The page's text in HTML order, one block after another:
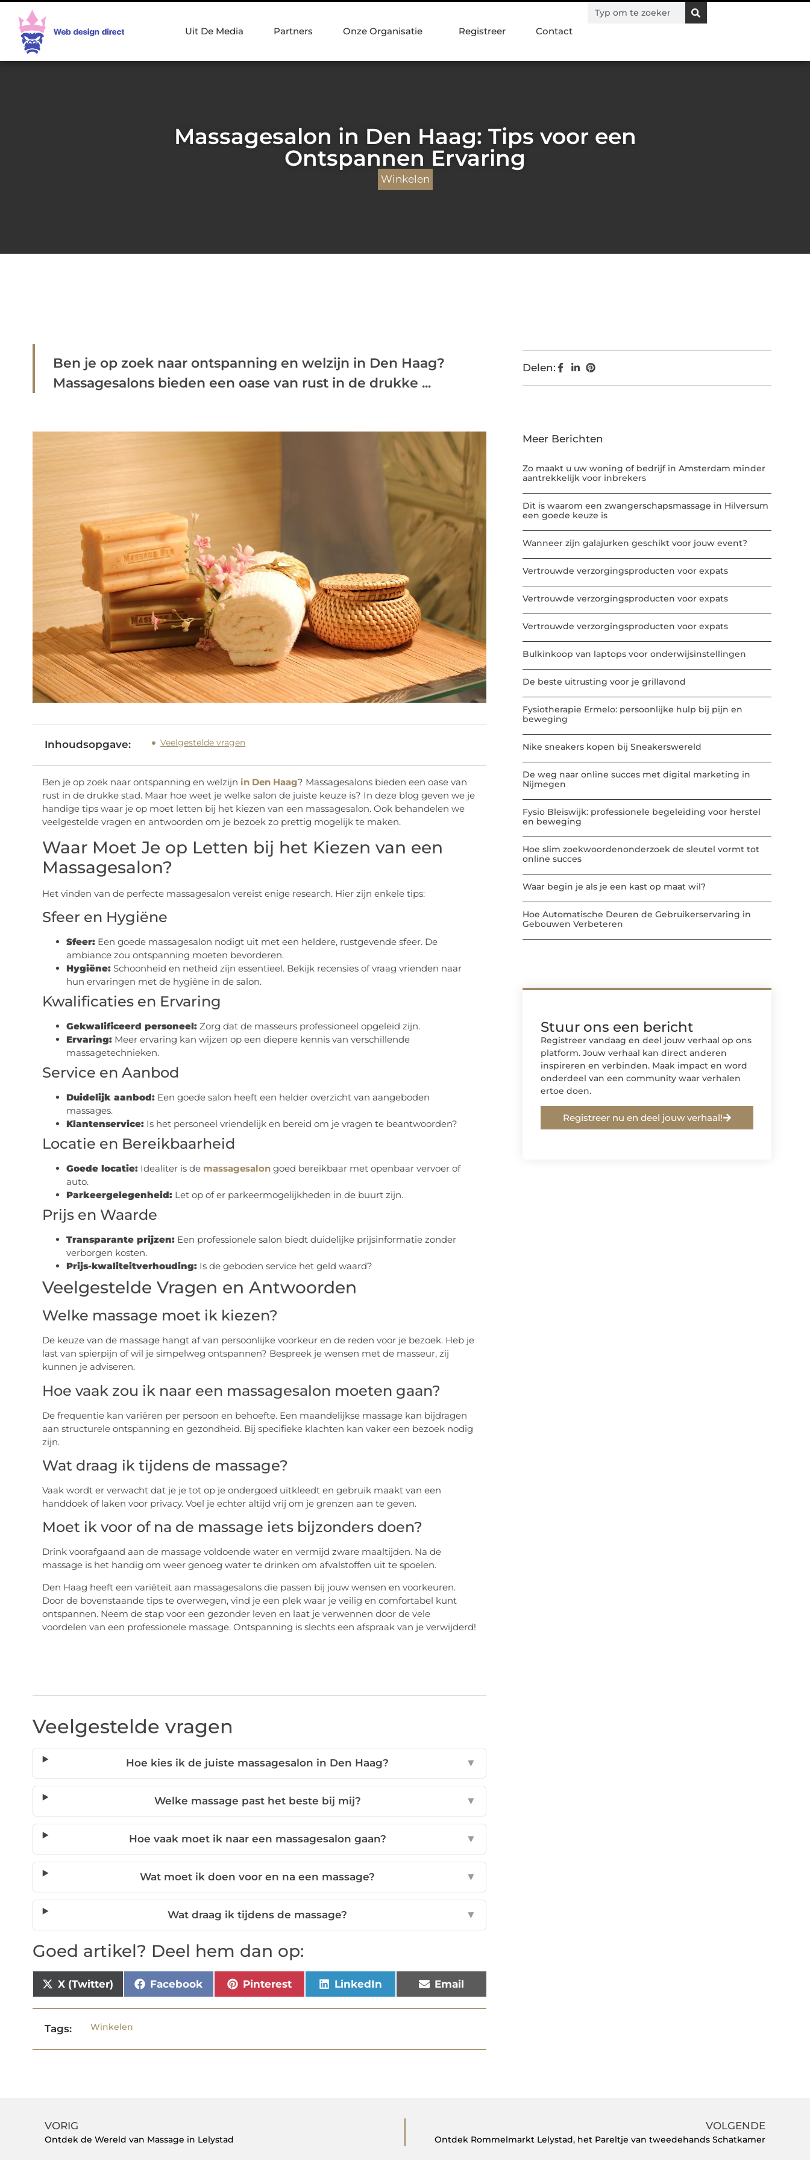
Uit De Media Partners Onze Organisatie Registreer Contact
Massagesalon in Den Haag: Tips voor een
Ontspannen Ervaring
Winkelen
Ben je op zoek naar ontspanning en welzijn in Den Haag?
Massagesalons bieden een oase van rust in de drukke ...
Inhoudsopgave: Veelgestelde vragen
Ben je op zoek naar ontspanning en welzijn in Den Haag? Massagesalons bieden een oase van
rust in de drukke stad. Maar hoe weet je welke salon de juiste keuze is? In deze blog geven we je
handige tips waar je op moet letten bij het kiezen van een massagesalon. Ook behandelen we
veelgestelde vragen en antwoorden om je bezoek zo prettig mogelijk te maken.
Waar Moet Je op Letten bij het Kiezen van een
Massagesalon?
Het vinden van de perfecte massagesalon vereist enige research. Hier zijn enkele tips:
Sfeer en Hygiëne
Sfeer:Een goede massagesalon nodigt uit met een heldere, rustgevende sfeer. De
ambiance zou ontspanning moeten bevorderen.
Hygiëne:Schoonheid en netheid zijn essentieel. Bekijk recensies of vraag vrienden naar
hun ervaringen met de hygiëne in de salon.
Kwalificaties en Ervaring
Gekwalificeerd personeel:Zorg dat de masseurs professioneel opgeleid zijn.
Ervaring:Meer ervaring kan wijzen op een diepere kennis van verschillende
massagetechnieken.
Service en Aanbod
Duidelijk aanbod:Een goede salon heeft een helder overzicht van aangeboden
massages.
Klantenservice:Is het personeel vriendelijk en bereid om je vragen te beantwoorden?
Locatie en Bereikbaarheid
Goede locatie:Idealiter is de massagesalongoed bereikbaar met openbaar vervoer of
auto.
Parkeergelegenheid:Let op of er parkeermogelijkheden in de buurt zijn.
Prijs en Waarde
Transparante prijzen:Een professionele salon biedt duidelijke prijsinformatie zonder
verborgen kosten.
Prijs-kwaliteitverhouding:Is de geboden service het geld waard?
Veelgestelde Vragen en Antwoorden
Welke massage moet ik kiezen?
De keuze van de massage hangt af van persoonlijke voorkeur en de reden voor je bezoek. Heb je
last van spierpijn of wil je simpelweg ontspannen? Bespreek je wensen met de masseur, zij
kunnen je adviseren.
Hoe vaak zou ik naar een massagesalon moeten gaan?
De frequentie kan variëren per persoon en behoefte. Een maandelijkse massage kan bijdragen
aan structurele ontspanning en gezondheid. Bij specifieke klachten kan vaker een bezoek nodig
zijn.
Wat draag ik tijdens de massage?
Vaak wordt er verwacht dat je je tot op je ondergoed uitkleedt en gebruik maakt van een
handdoek of laken voor privacy. Voel je echter altijd vrij om je grenzen aan te geven.
Moet ik voor of na de massage iets bijzonders doen?
Drink voorafgaand aan de massage voldoende water en vermijd zware maaltijden. Na de
massage is het handig om weer genoeg water te drinken om afvalstoffen uit te spoelen.
Den Haag heeft een variëteit aan massagesalons die passen bij jouw wensen en voorkeuren.
Door de bovenstaande tips te overwegen, vind je een plek waar je veilig en comfortabel kunt
ontspannen. Neem de stap voor een gezonder leven en laat je verwennen door de vele
voordelen van een professionele massage. Ontspanning is slechts een afspraak van je verwijderd!
Veelgestelde vragen
Hoe kies ik de juiste massagesalon in Den Haag? ▼
Welke massage past het beste bij mij? ▼
Hoe vaak moet ik naar een massagesalon gaan? ▼
Wat moet ik doen voor en na een massage? ▼
Wat draag ik tijdens de massage? ▼
Goed artikel? Deel hem dan op:
X (Twitter) Facebook Pinterest LinkedIn Email
Tags: Winkelen
Delen:
Meer Berichten
Zo maakt u uw woning of bedrijf in Amsterdam minder
aantrekkelijk voor inbrekers
Dit is waarom een zwangerschapsmassage in Hilversum
een goede keuze is
Wanneer zijn galajurken geschikt voor jouw event?
Vertrouwde verzorgingsproducten voor expats
Vertrouwde verzorgingsproducten voor expats
Vertrouwde verzorgingsproducten voor expats
Bulkinkoop van laptops voor onderwijsinstellingen
De beste uitrusting voor je grillavond
Fysiotherapie Ermelo: persoonlijke hulp bij pijn en
beweging
Nike sneakers kopen bij Sneakerswereld
De weg naar online succes met digital marketing in
Nijmegen
Fysio Bleiswijk: professionele begeleiding voor herstel
en beweging
Hoe slim zoekwoordenonderzoek de sleutel vormt tot
online succes
Waar begin je als je een kast op maat wil?
Hoe Automatische Deuren de Gebruikerservaring in
Gebouwen Verbeteren
Stuur ons een bericht
Registreer vandaag en deel jouw verhaal op ons
platform. Jouw verhaal kan direct anderen
inspireren en verbinden. Maak impact en word
onderdeel van een community waar verhalen
ertoe doen.
Registreer nu en deel jouw verhaal!
VORIG
Ontdek de Wereld van Massage in Lelystad
VOLGENDE
Ontdek Rommelmarkt Lelystad, het Pareltje van tweedehands Schatkamer